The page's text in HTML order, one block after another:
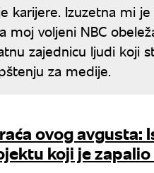
karijere. Izuzetna mi
voljeni NBC
zajednicu ljudi koji
za medije.
ovog avgusta:
koji je